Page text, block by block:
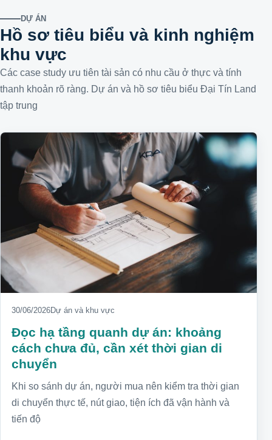
DỰ ÁN
Hồ sơ tiêu biểu và kinh nghiệm
khu vực
Các case study ưu tiên tài sản có nhu cầu ở thực và tính
thanh khoản rõ ràng. Dự án và hồ sơ tiêu biểu Đại Tín Land
tập trung
30/06/2026Dự án và khu vực
Đọc hạ tầng quanh dự án: khoảng
cách chưa đủ, cần xét thời gian di
chuyển
Khi so sánh dự án, người mua nên kiểm tra thời gian
di chuyển thực tế, nút giao, tiện ích đã vận hành và
tiến độ